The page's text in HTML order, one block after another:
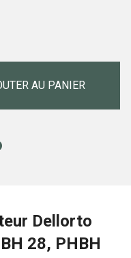
AU PANIER
Dellorto
28, PHBH